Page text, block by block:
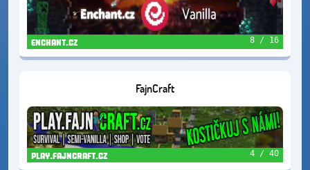
enchant.cz 8 / 16
FajnCraft
play.fajncraft.cz 4 / 40